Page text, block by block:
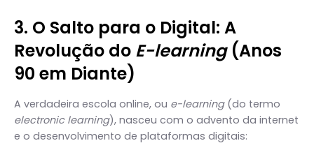
3. O Salto para o Digital: A
Revolução do E-learning(Anos
90 em Diante)
A verdadeira escola online, ou e-learning(do termo
electronic learning), nasceu com o advento da internet
e o desenvolvimento de plataformas digitais: